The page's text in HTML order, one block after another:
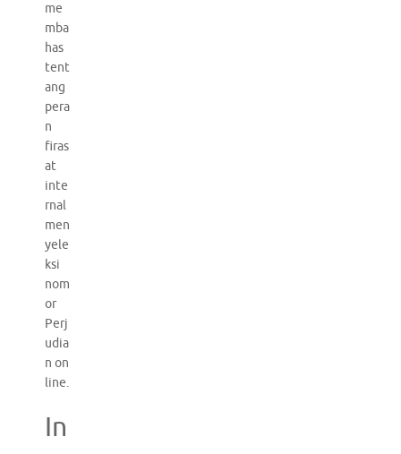
me
mba
has
tent
ang
pera
n
firas
at
inte
rnal
men
yele
ksi
nom
or
Perj
udia
n on
line.
In